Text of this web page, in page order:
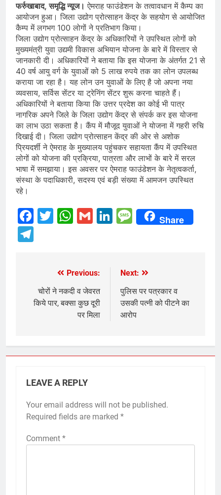
फर्रुखाबाद, समृद्धि न्यूज। ऐमराह फाउंडेशन के तत्वावधान में कैम्प का
आयोजन हुआ। जिला उद्योग प्रोत्साहन केंद्र के सहयोग से आयोजित
कैम्प में लगभग 100 लोगों ने प्रतिभाग किया।
जिला उद्योग प्रोत्साहन केंद्र के अधिकारियों ने उपस्थित लोगों को
मुख्यमंत्री युवा उद्यमी विकास अभियान योजना के बारे में विस्तार से
जानकारी दी। अधिकारियों ने बताया कि इस योजना के अंतर्गत 21 से
40 वर्ष आयु वर्ग के युवाओं को 5 लाख रुपये तक का लोन उपलब्ध
कराया जा रहा है। यह लोन उन युवाओं के लिए है जो अपना नया
व्यवसाय, सर्विस सेंटर या ट्रेनिंग सेंटर शुरू करना चाहते हैं।
अधिकारियों ने बताया किया कि उत्तर प्रदेश का कोई भी पात्र
नागरिक अपने जिले के जिला उद्योग केंद्र से संपर्क कर इस योजना
का लाभ उठा सकता है। कैंप में मौजूद युवाओं ने योजना में गहरी रुचि
दिखाई दी। जिला उद्योग प्रोत्साहन केंद्र की ओर से अशोक
प्रियदर्शी ने ऐमराह के मुख्यालय पहुंचकर सहायता कैंप में उपस्थित
लोगों को योजना की प्रक्रिया, पात्रता और लाभों के बारे में सरल
भाषा में समझाया। इस अवसर पर ऐमराह फाउंडेशन के नेतृत्वकर्ता,
संस्था के पदाधिकारी, सदस्य एवं बड़ी संख्या में आमजन उपस्थित
रहे।
Facebook
Twitter
WhatsApp
GmailLinkedIn
Message
Share
navigation
Previous:
चोरों ने नकदी व जेवरत
किये पार, बक्सा कुछ दूरी
पर मिला
Next:
पुलिस पर पत्रकार व
उसकी पत्नी को पीटने का
आरोप
LEAVE A REPLY
Your email address will not be published.
Required fields are marked *
Comment *